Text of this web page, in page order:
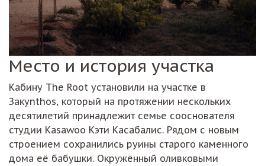
Место и история участка
Кабину The Root установили на участке в
Закynthos, который на протяжении нескольких
десятилетий принадлежит семье сооснователя
студии Kasawoo Кэти Касабалис. Рядом с новым
строением сохранились руины старого каменного
дома её бабушки. Окружённый оливковыми